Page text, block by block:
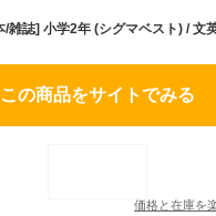
/雑誌] 小学2年 (シグマベスト) / 文
この商品をサイトでみる
価格と在庫を